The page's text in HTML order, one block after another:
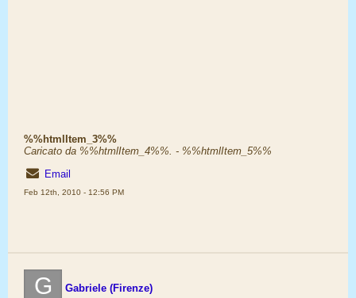
%%htmlItem_3%%
Caricato da %%htmlItem_4%%. - %%htmlItem_5%%
Email
Feb 12th, 2010 - 12:56 PM
G Gabriele (Firenze)